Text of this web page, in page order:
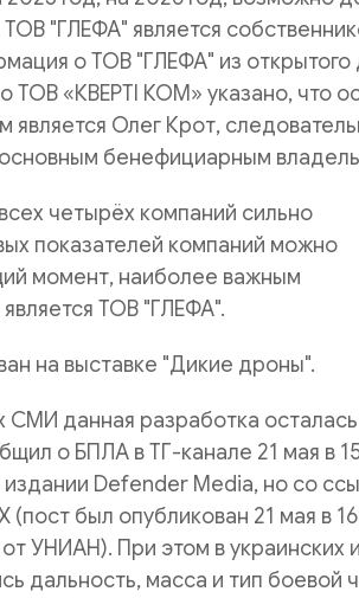
"ГЛЕФА" является
о ТОВ "ГЛЕФА" из открытого
ТОВ «КВЕРТІ КОМ» указано, что
Олег Крот,
бенефициарным
четырёх компаний сильно
показателей компаний можно
момент, наиболее важным
ТОВ "ГЛЕФА".
на выставке "Дикие дроны".
СМИ данная разработка
о БПЛА в ТГ-канале 21 мая в
Defender Media, но со
был опубликован 21 мая в
УНИАН). При этом в украинских
дальность, масса и тип боевой